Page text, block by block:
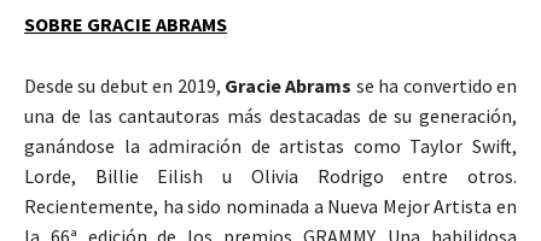
SOBRE GRACIE ABRAMS
Desde su debut en 2019, Gracie Abrams se ha convertido en
una de las cantautoras más destacadas de su generación,
ganándose la admiración de artistas como Taylor Swift,
Lorde, Billie Eilish u Olivia Rodrigo entre otros.
Recientemente, ha sido nominada a Nueva Mejor Artista en
la 66ª edición de los premios GRAMMY. Una habilidosa